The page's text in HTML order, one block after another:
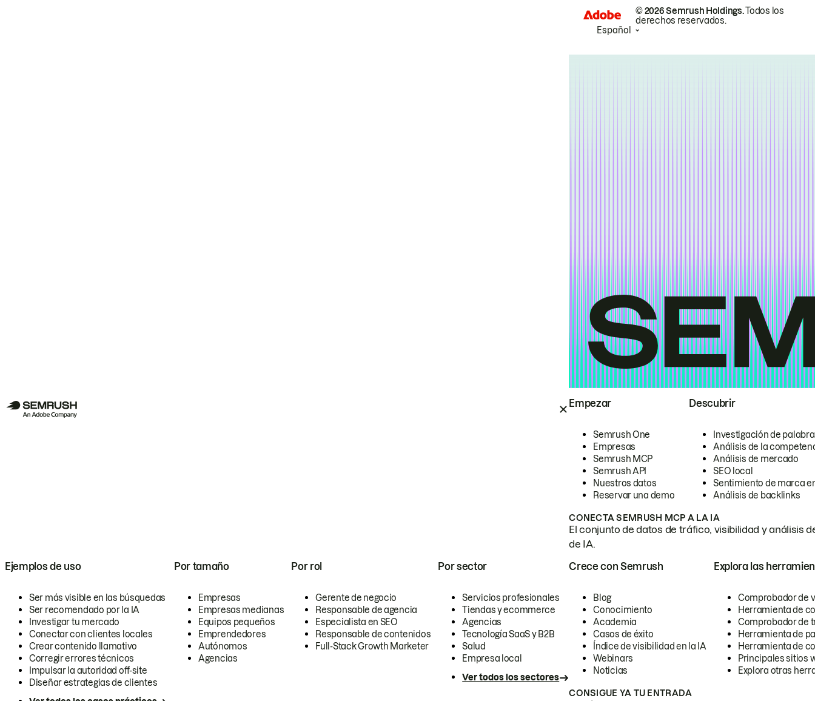
Empezar
Semrush One
Empresas
Semrush MCP
Semrush API
Nuestros datos
Reservar una demo
Descubrir
Investigación de
Análisis de la
Análisis de mercado
SEO local
Sentimiento de marca
Análisis de backlinks
CONECTA SEMRUSH MCP A LA IA
El conjunto de datos de tráfico, visibilidad y análisis
de IA.
Ejemplos de uso
Ser más visible en las búsquedas
Ser recomendado por la IA
Investigar tu mercado
Conectar con clientes locales
Crear contenido llamativo
Corregir errores técnicos
Impulsar la autoridad off-site
Diseñar estrategias de clientes
Por tamaño
Empresas
Empresas medianas
Equipos pequeños
Emprendedores
Autónomos
Agencias
Por rol
Gerente de negocio
Responsable de agencia
Especialista en SEO
Responsable de contenidos
Full-Stack Growth Marketer
Por sector
Servicios profesionales
Tiendas y ecommerce
Agencias
Tecnología SaaS y B2B
Salud
Empresa local
Ver todos los sectores
Crece con Semrush
Blog
Conocimiento
Academia
Casos de éxito
Índice de visibilidad en la IA
Webinars
Noticias
Explora las
Comprobador de
Herramienta de
Comprobador de
Herramienta de
Herramienta de
Principales sitios
Explora otras
CONSIGUE YA TU ENTRADA
© 2026 Semrush Holdings.Todos los
derechos reservados.
Español